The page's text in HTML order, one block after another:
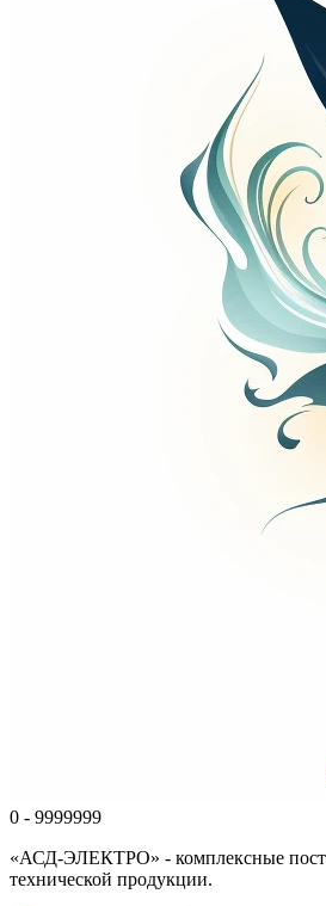
0 - 9999999
«АСД-ЭЛЕКТРО» - комплексные
технической продукции.